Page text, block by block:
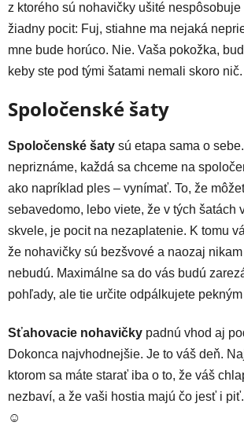
z ktorého sú nohavičky ušité nespôsobuje
žiadny pocit: Fuj, stiahne ma nejaká
mne bude horúco. Nie. Vaša pokožka,
keby ste pod tými šatami nemali skoro nič.
Spoločenské šaty
Spoločenské šaty sú etapa sama o
nepriznáme, každá sa chceme na
ako napríklad ples – vynímať. To, že
sebavedomo, lebo viete, že v tých šatách
skvele, je pocit na nezaplatenie. K tomu
že nohavičky sú bezšvové a naozaj
nebudú. Maximálne sa do vás budú
pohľady, ale tie určite odpálkujete
Sťahovacie nohavičky padnú vhod aj
Dokonca najvhodnejšie. Je to váš deň.
ktorom sa máte starať iba o to, že váš
nezbaví, a že vaši hostia majú čo jesť i
☺